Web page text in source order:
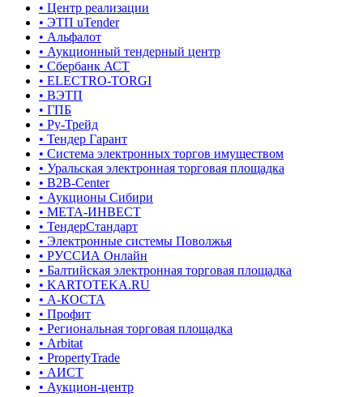
• Центр реализации
• ЭТП uTender
• Альфалот
• Аукционный тендерный центр
• Сбербанк АСТ
• ELECTRO-TORGI
• ВЭТП
• ГПБ
• Ру-Трейд
• Тендер Гарант
• Система электронных торгов имуществом
• Уральская электронная торговая площадка
• B2B-Center
• Аукционы Сибири
• МЕТА-ИНВЕСТ
• ТендерСтандарт
• Электронные системы Поволжья
• РУССИА Онлайн
• Балтийская электронная торговая площадка
• KARTOTEKA.RU
• А-КОСТА
• Профит
• Региональная торговая площадка
• Arbitat
• PropertyTrade
• АИСТ
• Аукцион-центр